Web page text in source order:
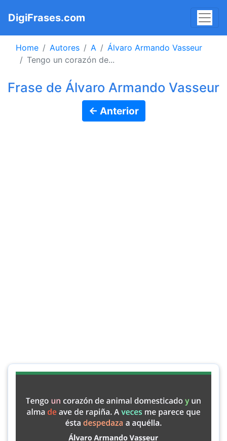
DigiFrases.com
Home Autores A
Álvaro Armando Vasseur
Tengo un corazón de...
Frase de Álvaro Armando Vasseur
← Anterior